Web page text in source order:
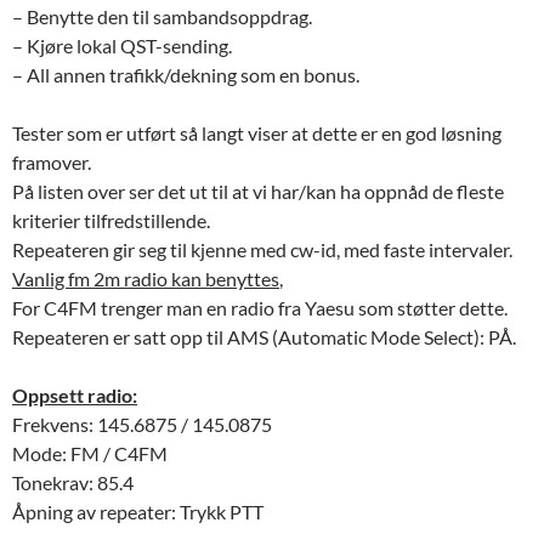
– Benytte den til sambandsoppdrag.
– Kjøre lokal QST-sending.
– All annen trafikk/dekning som en bonus.
Tester som er utført så langt viser at dette er en god løsning
framover.
På listen over ser det ut til at vi har/kan ha oppnåd de fleste
kriterier tilfredstillende.
Repeateren gir seg til kjenne med cw-id, med faste intervaler.
Vanlig fm 2m radio kan benyttes,
For C4FM trenger man en radio fra Yaesu som støtter dette.
Repeateren er satt opp til AMS (Automatic Mode Select): PÅ.
Oppsett radio:
Frekvens: 145.6875 / 145.0875
Mode: FM / C4FM
Tonekrav: 85.4
Åpning av repeater: Trykk PTT